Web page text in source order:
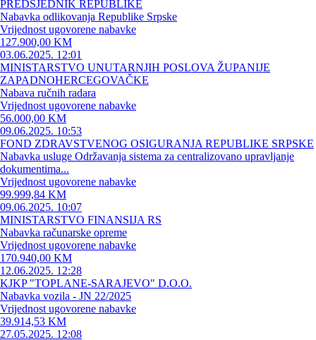
PREDSJEDNIK REPUBLIKE
Nabavka odlikovanja Republike Srpske
Vrijednost ugovorene nabavke
127.900,00 KM
03.06.2025. 12:01
MINISTARSTVO UNUTARNJIH POSLOVA ŽUPANIJE
ZAPADNOHERCEGOVAČKE
Nabava ručnih radara
Vrijednost ugovorene nabavke
56.000,00 KM
09.06.2025. 10:53
FOND ZDRAVSTVENOG OSIGURANJA REPUBLIKE SRPSKE
Nabavka usluge Održavanja sistema za centralizovano upravljanje
dokumentima...
Vrijednost ugovorene nabavke
99.999,84 KM
09.06.2025. 10:07
MINISTARSTVO FINANSIJA RS
Nabavka računarske opreme
Vrijednost ugovorene nabavke
170.940,00 KM
12.06.2025. 12:28
KJKP "TOPLANE-SARAJEVO" D.O.O.
Nabavka vozila - JN 22/2025
Vrijednost ugovorene nabavke
39.914,53 KM
27.05.2025. 12:08